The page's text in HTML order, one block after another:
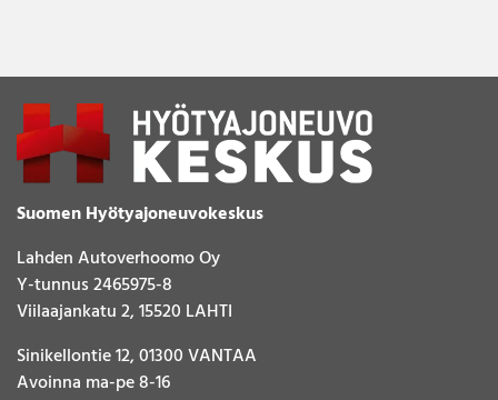
Suomen Hyötyajoneuvokeskus
Lahden Autoverhoomo Oy
Y-tunnus 2465975-8
Viilaajankatu 2, 15520 LAHTI
Sinikellontie 12, 01300 VANTAA
Avoinna ma-pe 8-16